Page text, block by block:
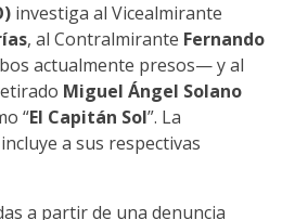
investiga al Vicealmirante
, al Contralmirante Fernando
actualmente presos— y al
Miguel Ángel Solano
“El Capitán Sol”. La
a sus respectivas
a partir de una denuncia